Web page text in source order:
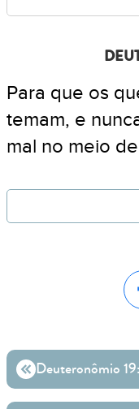
Para que os
temam, e
mal no meio
Deuteronômio